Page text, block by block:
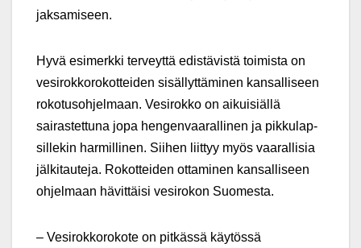
jaksamiseen.
Hyvä esimerkki terveyttä edistävistä toimista on
vesirokkorokotteiden sisällyttäminen kansalliseen
rokotusohjelmaan. Vesirokko on aikuisiällä
sairastettuna jopa hengen­vaa­ral­linen ja pikku­lap­
sil­lekin harmillinen. Siihen liittyy myös vaarallisia
jälkitauteja. Rokotteiden ottaminen kansalliseen
ohjelmaan hävittäisi vesirokon Suomesta.
– Vesirokkorokote on pitkässä käytössä